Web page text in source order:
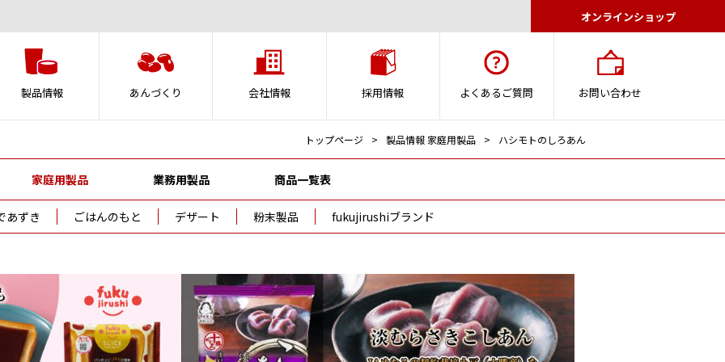
オンラインショップ
製品情報 あんづくり 会社情報 採用情報 よくあるご質問 お問い合わせ
トップページ 製品情報 家庭用製品 ハシモトのしろあん
家庭用製品 業務用製品 商品一覧表
あずき ごはんのもと デザート 粉末製品 fukujirushiブランド